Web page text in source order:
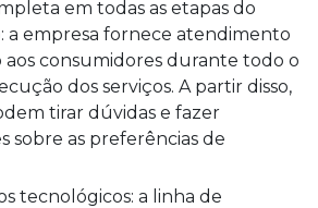
a empresa fornece atendimento
aos consumidores durante todo o
dos serviços. A partir disso,
tirar dúvidas e fazer
sobre as preferências de